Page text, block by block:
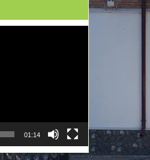
01:14